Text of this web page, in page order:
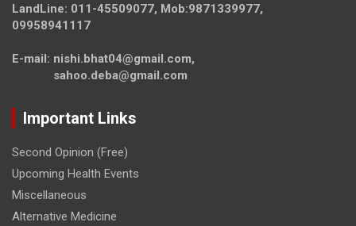
LandLine: 011-45509077, Mob:9871339977,
09958941117
E-mail: nishi.bhat04@gmail.com,
sahoo.deba@gmail.com
Important Links
Second Opinion (Free)
Upcoming Health Events
Miscellaneous
Alternative Medicine